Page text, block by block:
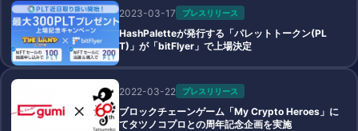
2023-03-17 プレスリリース
HashPaletteが発行する「パレットトークン(PL
T)」が「bitFlyer」で上場決定
2022-03-22 プレスリリース
ブロックチェーンゲーム「My Crypto Heroes」に
てタツノコプロとの周年記念企画を実施